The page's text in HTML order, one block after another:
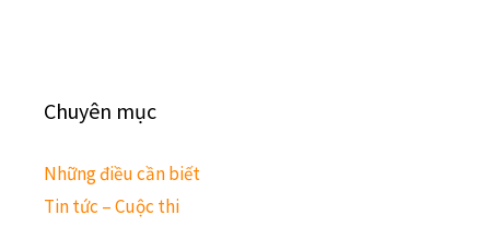
Chuyên mục
Những điều cần biết
Tin tức – Cuộc thi